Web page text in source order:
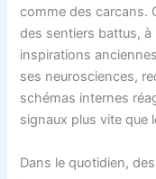
comme des carcans.
des sentiers battus, à
inspirations
ses neurosciences,
schémas internes
signaux plus vite que
Dans le quotidien,